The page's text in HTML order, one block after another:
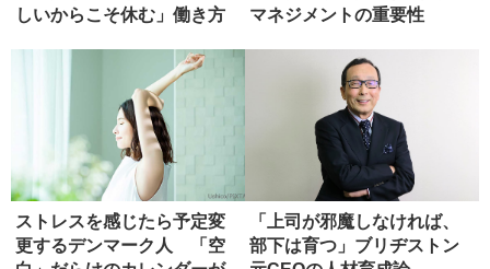
しいからこそ休む」働き方
マネジメントの重要性
ストレスを感じたら予定変
更するデンマーク人 「空
「上司が邪魔しなければ、
部下は育つ」ブリヂストン